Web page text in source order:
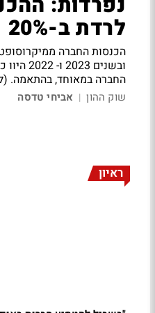
לרדת ב-20%
החברה במאוחד, בהתאמה.
שוק ההון | אביחי טדסה
ראיון